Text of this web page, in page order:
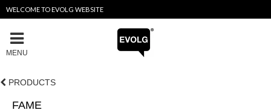
WELCOME TO EVOLG WEBSITE
MENU
PRODUCTS
FAME